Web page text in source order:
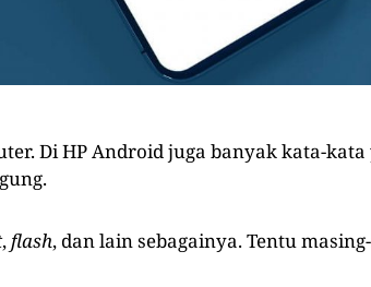
Di HP Android juga banyak kata-
,flash, dan lain sebagainya. Tentu